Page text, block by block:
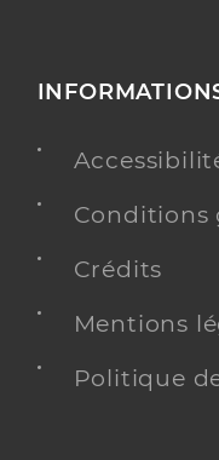
Conditions
Crédits
Mentions
Politique